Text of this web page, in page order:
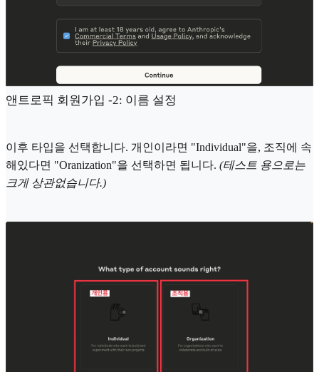
앤트로픽 회원가입 -2: 이름 설정
이후 타입을 선택합니다. 개인이라면 "Individual"을, 조직에 속
해있다면 "Oranization"을 선택하면 됩니다. (테스트 용으로는
크게 상관없습니다.)